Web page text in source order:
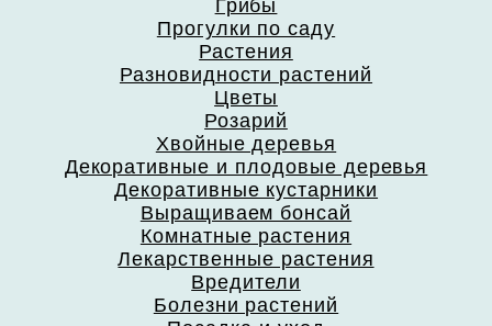
Грибы
Прогулки по саду
Растения
Разновидности растений
Цветы
Розарий
Хвойные деревья
Декоративные и плодовые деревья
Декоративные кустарники
Выращиваем бонсай
Комнатные растения
Лекарственные растения
Вредители
Болезни растений